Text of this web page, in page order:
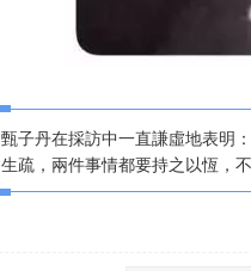
甄子丹在採訪中一直謙虛地表明
生疏，兩件事情都要持之以恆，